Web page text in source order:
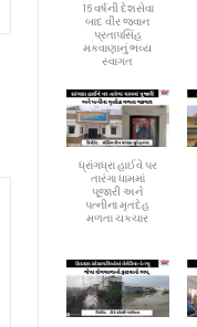
16 વર્ષની દેશસેવા
બાદ વીર જવાન
પ્રતાપસિંહ
મકવાણાનું ભવ્ય
સ્વાગત
ધ્રાંગધ્રા હાઈવે પર
તારંગા ધામમાં
પૂજારી અને
પત્નીના મૃતદેહ
મળતા ચકચાર